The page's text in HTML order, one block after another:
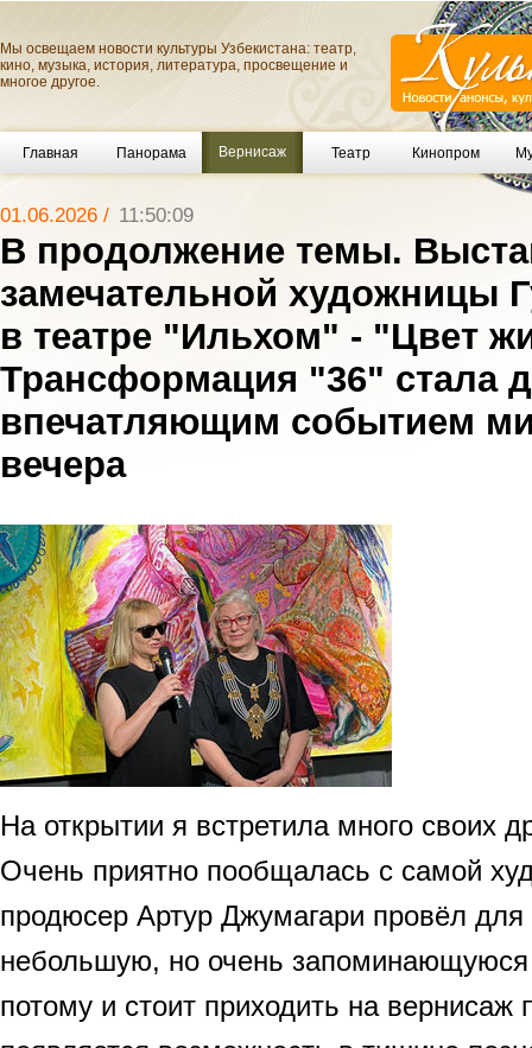
Мы освещаем новости культуры Узбекистана: театр,
кино, музыка, история, литература, просвещение и
многое другое.
Главная Панорама Вернисаж Театр Кинопром
01.06.2026 / 11:50:09
В продолжение темы.
замечательной художницы
в театре "Ильхом" - "Цвет
Трансформация "36" стала
впечатляющим событием
вечера
На открытии я встретила много своих
Очень приятно пообщалась с самой
продюсер Артур Джумагари провёл для
небольшую, но очень
потому и стоит приходить на